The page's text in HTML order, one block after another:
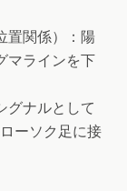
置関係）：陽
マラインを下
グナルとして
ーソク足に接